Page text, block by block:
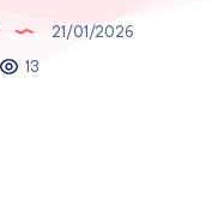
21/01/2026
13